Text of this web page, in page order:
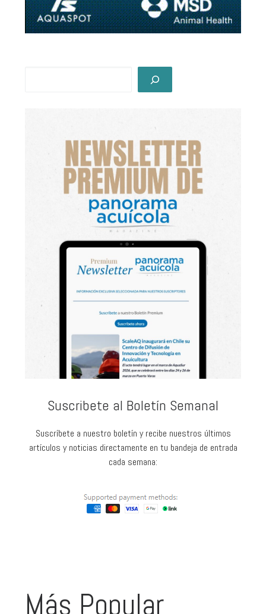
Suscribete al Boletín Semanal
Suscríbete a nuestro boletín y recibe nuestros últimos
artículos y noticias directamente en tu bandeja de entrada
cada semana:
Más Popular